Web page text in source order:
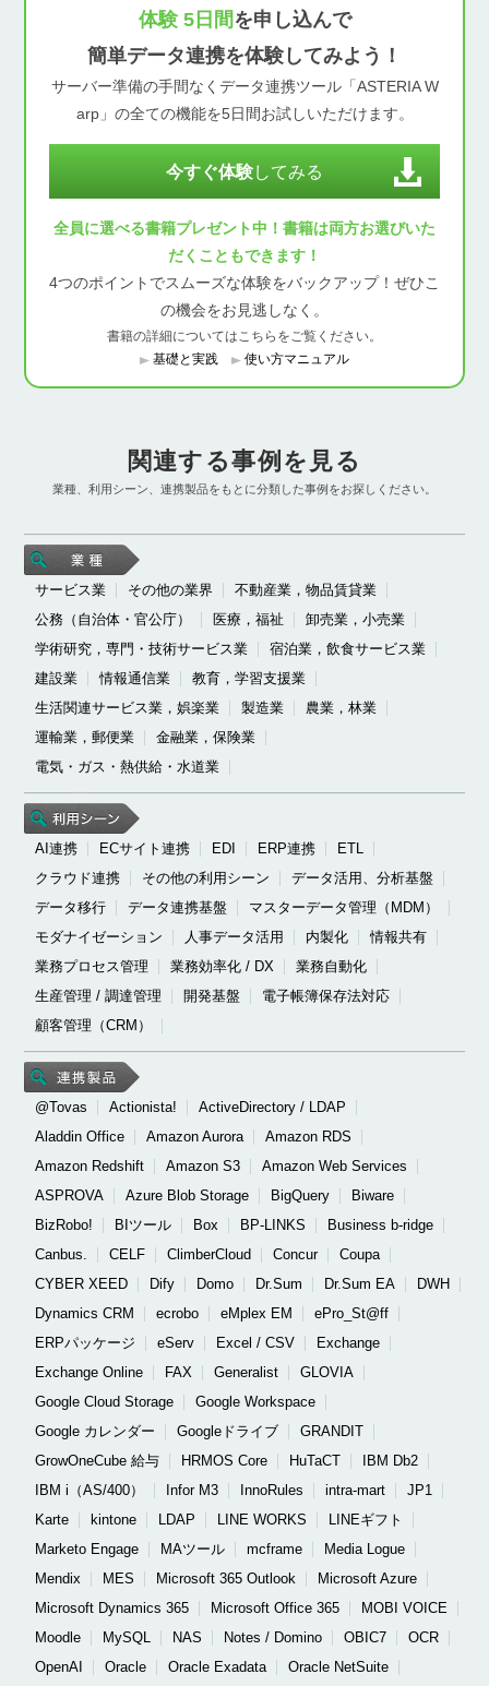
体験 5日間を申し込んで
簡単データ連携を体験してみよう！
サーバー準備の手間なくデータ連携ツール「ASTERIA W
arp」の全ての機能を5日間お試しいただけます。
今すぐ体験してみる
全員に選べる書籍プレゼント中！書籍は両方お選びいた
だくこともできます！
4つのポイントでスムーズな体験をバックアップ！ぜひこ
の機会をお見逃しなく。
書籍の詳細についてはこちらをご覧ください。
基礎と実践
使い方マニュアル
関連する事例を見る
業種、利用シーン、連携製品をもとに分類した事例をお探しください。
サービス業 その他の業界
不動産業，物品賃貸業
公務（自治体・官公庁）
医療，福祉
卸売業，小売業
学術研究，専門・技術サービス業
宿泊業，飲食サービス業
建設業
情報通信業
教育，学習支援業
生活関連サービス業，娯楽業
製造業
農業，林業
運輸業，郵便業
金融業，保険業
電気・ガス・熱供給・水道業
AI連携 ECサイト連携 EDI ERP連携
ETL
クラウド連携
その他の利用シーン
データ活用、分析基盤
データ移行
データ連携基盤
マスターデータ管理（MDM）
モダナイゼーション
人事データ活用 内製化
情報共有
業務プロセス管理
業務効率化 / DX
業務自動化
生産管理 / 調達管理
開発基盤
電子帳簿保存法対応
顧客管理（CRM）
@Tovas Actionista!
ActiveDirectory / LDAP
Aladdin Office
Amazon Aurora
Amazon RDS
Amazon Redshift
Amazon S3
Amazon Web Services
ASPROVA
Azure Blob Storage BigQuery
Biware
BizRobo!
BIツール Box BP-LINKS
Business b-ridge
Canbus.
CELF ClimberCloud Concur
Coupa
CYBER XEED
Dify Domo Dr.Sum Dr.Sum EA
DWH
Dynamics CRM
ecrobo eMplex EM
ePro_St@ff
ERPパッケージ
eServ Excel / CSV
Exchange
Exchange Online
FAX Generalist
GLOVIA
Google Cloud Storage
Google Workspace
Google カレンダー
Googleドライブ
GRANDIT
GrowOneCube 給与
HRMOS Core HuTaCT
IBM Db2
IBM i（AS/400）
Infor M3 InnoRules intra-mart
JP1
Karte
kintone LDAP LINE WORKS
LINEギフト
Marketo Engage
MAツール mcframe
Media Logue
Mendix
MES Microsoft 365 Outlook
Microsoft Azure
Microsoft Dynamics 365
Microsoft Office 365
MOBI VOICE
Moodle
MySQL NAS Notes / Domino OBIC7
OCR
OpenAI
Oracle Oracle Exadata
Oracle NetSuite